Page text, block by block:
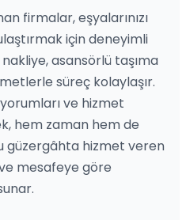
firmalar, eşyalarınızı
için deneyimli
nakliye, asansörlü taşıma
süreç kolaylaşır.
ve hizmet
hem zaman hem de
güzergâhta hizmet veren
mesafeye göre